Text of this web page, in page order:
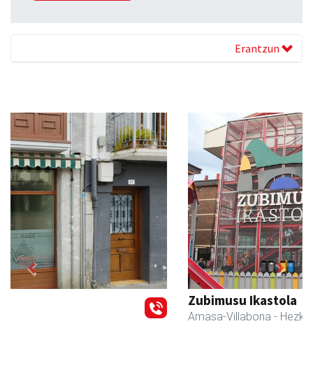
Erantzun
- Hezkuntza
Previous Next